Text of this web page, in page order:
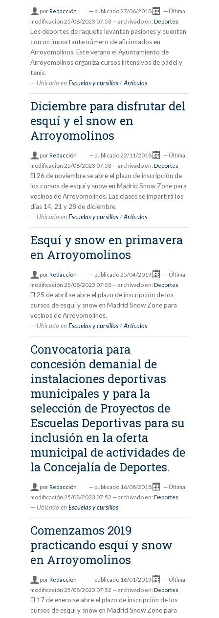
porRedacción — publicado 27/06/2018 — Última
modificación 25/08/2023 07:53 — archivado en: Deportes
Los deportes de raqueta levantan pasiones y cuentan
con un importante número de aficionados en
Arroyomolinos. Este verano el Ayuntamiento de
Arroyomolinos organiza cursos intensivos de pádel y
tenis.
Ubicado en Escuelas y cursillos /Artículos
Diciembre para disfrutar del
esquí y el snow en
Arroyomolinos
porRedacción — publicado 22/11/2018 — Última
modificación 25/08/2023 07:53 — archivado en: Deportes
El 26 de noviembre se abre el plazo de inscripción de
los cursos de esquí y snow en Madrid Snow Zone para
vecinos de Arroyomolinos. Las clases se impartirá los
días 14, 21 y 28 de diciembre.
Ubicado en Escuelas y cursillos /Artículos
Esquí y snow en primavera
en Arroyomolinos
porRedacción — publicado 25/04/2019 — Última
modificación 25/08/2023 07:53 — archivado en: Deportes
El 25 de abril se abre el plazo de inscripción de los
cursos de esquí y snow en Madrid Snow Zone para
vecinos de Arroyomolinos.
Ubicado en Escuelas y cursillos /Artículos
Convocatoria para
concesión demanial de
instalaciones deportivas
municipales y para la
selección de Proyectos de
Escuelas Deportivas para su
inclusión en la oferta
municipal de actividades de
la Concejalía de Deportes.
porRedacción — publicado 16/08/2018 — Última
modificación 25/08/2023 07:52 — archivado en: Deportes
Ubicado en Escuelas y cursillos
Comenzamos 2019
practicando esquí y snow
en Arroyomolinos
porRedacción — publicado 16/01/2019 — Última
modificación 25/08/2023 07:52 — archivado en: Deportes
El 17 de enero se abre el plazo de inscripción de los
cursos de esquí y snow en Madrid Snow Zone para